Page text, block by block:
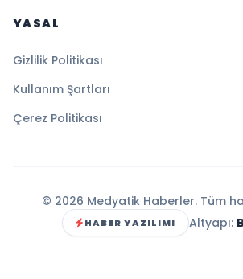
YASAL
Gizlilik Politikası
Kullanım Şartları
Çerez Politikası
© 2026 Medyatik Haberler. Tüm
HABER YAZILIMI Altyapı: